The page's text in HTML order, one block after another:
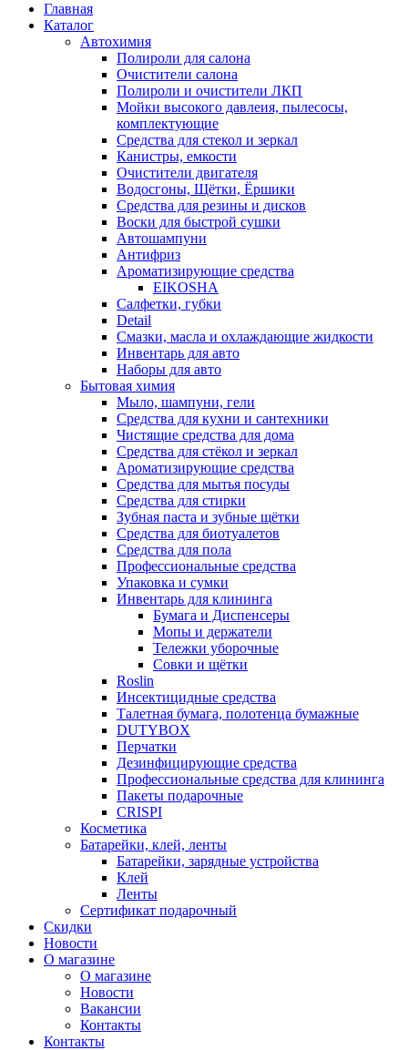
Главная
Каталог
Автохимия
Полироли для салона
Очистители салона
Полироли и очистители ЛКП
Мойки высокого давлеия, пылесосы,
комплектующие
Средства для стекол и зеркал
Канистры, емкости
Очистители двигателя
Водосгоны, Щётки, Ёршики
Средства для резины и дисков
Воски для быстрой сушки
Автошампуни
Антифриз
Ароматизирующие средства
EIKOSHA
Салфетки, губки
Detail
Смазки, масла и охлаждающие жидкости
Инвентарь для авто
Наборы для авто
Бытовая химия
Мыло, шампуни, гели
Средства для кухни и сантехники
Чистящие средства для дома
Средства для стёкол и зеркал
Ароматизирующие средства
Средства для мытья посуды
Средства для стирки
Зубная паста и зубные щётки
Средства для биотуалетов
Средства для пола
Профессиональные средства
Упаковка и сумки
Инвентарь для клининга
Бумага и Диспенсеры
Мопы и держатели
Тележки уборочные
Совки и щётки
Roslin
Инсектицидные средства
Талетная бумага, полотенца бумажные
DUTYBOX
Перчатки
Дезинфицирующие средства
Профессиональные средства для клининга
Пакеты подарочные
CRISPI
Косметика
Батарейки, клей, ленты
Батарейки, зарядные устройства
Клей
Ленты
Сертификат подарочный
Скидки
Новости
О магазине
О магазине
Новости
Вакансии
Контакты
Контакты